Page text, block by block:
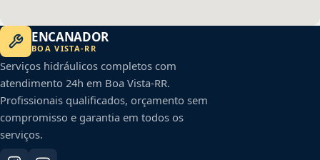
ENCANADOR
BOA VISTA-RR
Serviços hidráulicos completos com
atendimento 24h em Boa Vista-RR.
Profissionais qualificados, orçamento sem
compromisso e garantia em todos os
serviços.